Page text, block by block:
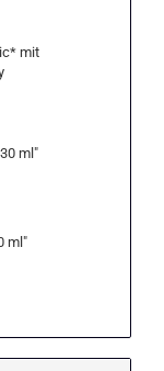
mit
ml"
ml"